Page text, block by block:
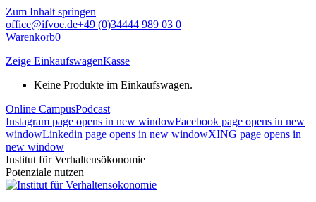
Zum Inhalt springen
office@ifvoe.de+49 (0)34444 989 03 0
Warenkorb0
Zeige EinkaufswagenKasse
Keine Produkte im Einkaufswagen.
Online CampusPodcast
Instagram page opens in new windowFacebook page opens in new
windowLinkedin page opens in new windowXING page opens in
new window
Institut für Verhaltensökonomie
Potenziale nutzen